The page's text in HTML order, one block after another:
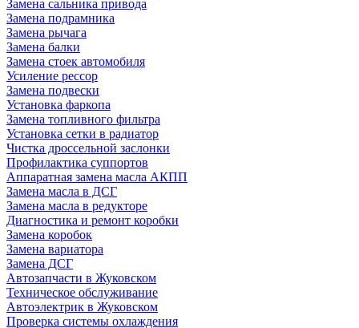
Замена сальника привода
Замена подрамника
Замена рычага
Замена балки
Замена стоек автомобиля
Усиление рессор
Замена подвески
Установка фаркопа
Замена топливного фильтра
Установка сетки в радиатор
Чистка дроссельной заслонки
Профилактика суппортов
Аппаратная замена масла АКПП
Замена масла в ДСГ
Замена масла в редукторе
Диагностика и ремонт коробки
Замена коробок
Замена вариатора
Замена ДСГ
Автозапчасти в Жуковском
Техническое обслуживание
Автоэлектрик в Жуковском
Проверка системы охлаждения